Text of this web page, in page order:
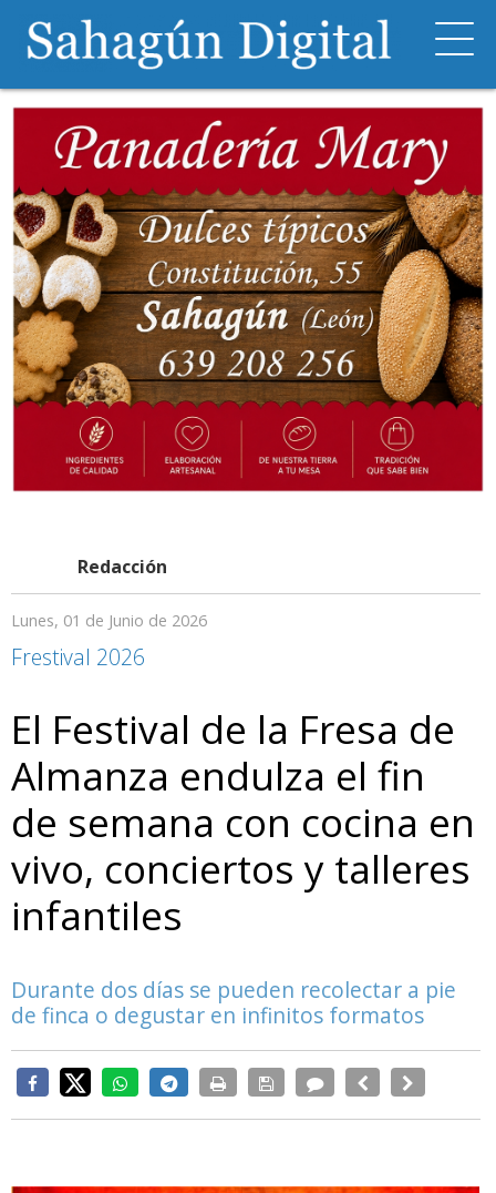
Redacción
Lunes, 01 de Junio de 2026
Frestival 2026
El Festival de la Fresa de
Almanza endulza el fin
de semana con cocina en
vivo, conciertos y talleres
infantiles
Durante dos días se pueden recolectar a pie
de finca o degustar en infinitos formatos